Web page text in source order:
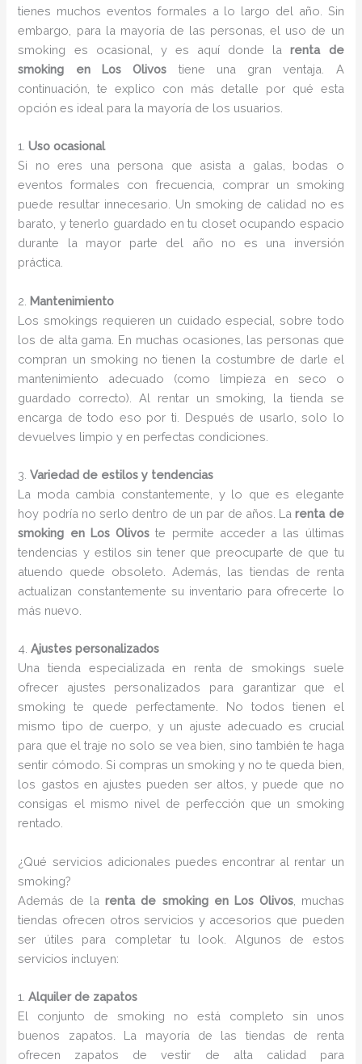
tienes muchos eventos formales a lo largo del año. Sin
embargo, para la mayoría de las personas, el uso de un
smoking es ocasional, y es aquí donde larenta de
smoking en Los Olivos tiene una gran ventaja. A
continuación, te explico con más detalle por qué esta
opción es ideal para la mayoría de los usuarios.
1.Uso ocasional
Si no eres una persona que asista a galas, bodas o
eventos formales con frecuencia, comprar un smoking
puede resultar innecesario. Un smoking de calidad no es
barato, y tenerlo guardado en tu closet ocupando espacio
durante la mayor parte del año no es una inversión
práctica.
2. Mantenimiento
Los smokings requieren un cuidado especial, sobre todo
los de alta gama. En muchas ocasiones, las personas que
compran un smoking no tienen la costumbre de darle el
mantenimiento adecuado (como limpieza en seco o
guardado correcto). Al rentar un smoking, la tienda se
encarga de todo eso por ti. Después de usarlo, solo lo
devuelves limpio y en perfectas condiciones.
3.Variedad de estilos y tendencias
La moda cambia constantemente, y lo que es elegante
hoy podría no serlo dentro de un par de años. Larenta de
smoking en Los Olivos te permite acceder a las últimas
tendencias y estilos sin tener que preocuparte de que tu
atuendo quede obsoleto. Además, las tiendas de renta
actualizan constantemente su inventario para ofrecerte lo
más nuevo.
4.Ajustes personalizados
Una tienda especializada en renta de smokings suele
ofrecer ajustes personalizados para garantizar que el
smoking te quede perfectamente. No todos tienen el
mismo tipo de cuerpo, y un ajuste adecuado es crucial
para que el traje no solo se vea bien, sino también te haga
sentir cómodo. Si compras un smoking y no te queda bien,
los gastos en ajustes pueden ser altos, y puede que no
consigas el mismo nivel de perfección que un smoking
rentado.
¿Qué servicios adicionales puedes encontrar al rentar un
smoking?
Además de larenta de smoking en Los Olivos, muchas
tiendas ofrecen otros servicios y accesorios que pueden
ser útiles para completar tu look. Algunos de estos
servicios incluyen:
1.Alquiler de zapatos
El conjunto de smoking no está completo sin unos
buenos zapatos. La mayoría de las tiendas de renta
ofrecen zapatos de vestir de alta calidad para